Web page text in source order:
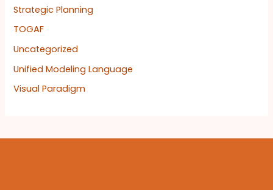
Strategic Planning
TOGAF
Uncategorized
Unified Modeling Language
Visual Paradigm